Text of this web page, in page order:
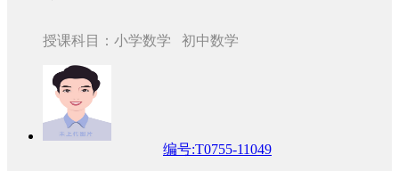
授课科目：小学数学 初中数学
编号:T0755-11049